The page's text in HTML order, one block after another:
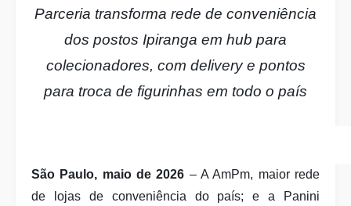
Parceria transforma rede de conveniência
dos postos Ipiranga em hub para
colecionadores, com delivery e pontos
para troca de figurinhas em todo o país
São Paulo, maio de 2026 – A AmPm, maior rede
de lojas de conveniência do país; e a Panini